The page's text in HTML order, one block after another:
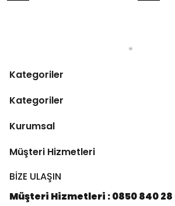
Kategoriler
Kategoriler
Kurumsal
Müşteri Hizmetleri
BİZE ULAŞIN
Müşteri Hizmetleri : 0850 840 28